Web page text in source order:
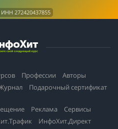
272420437855
Профессии
Авторы
Подарочный сертификат
Реклама
Сервисы
ИнфоХит.Директ